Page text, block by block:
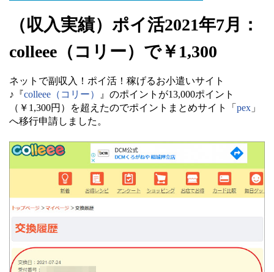
（収入実績）ポイ活2021年7月：
colleee（コリー）で￥1,300
ネットで副収入！ポイ活！稼げるお小遣いサイト
♪『colleee（コリー）
』のポイントが13,000ポイント
（￥1,300円）を超えたのでポイントまとめサイト「 pex 」
へ移行申請しました。